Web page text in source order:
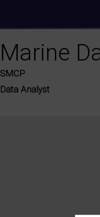
Marine
SMCP
Data Analyst